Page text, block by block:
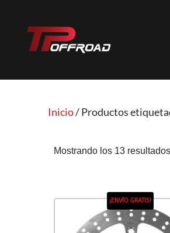
Saltar
Inicio/ Productos
Mostrando los 13 resultados
¡ENVÍO GRATIS!